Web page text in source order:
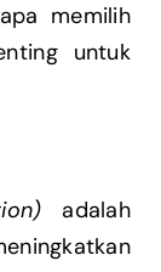
memilih
untuk
adalah